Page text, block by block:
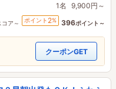
1名 9,900円～
ア～ ポイント 2% 396ポイント～
クーポンGET